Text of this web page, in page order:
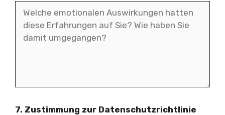
7. Zustimmung zur Datenschutzrichtlinie